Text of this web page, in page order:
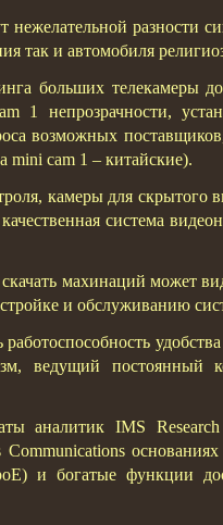
нежелательной разности
так и автомобиля
больших телекамеры
1 непрозрачности,
возможных
mini cam 1 – китайские).
камеры для скрытого
система
махинаций может
и обслуживанию
ведущий постоянный
аналитик IMS
и богатые функции